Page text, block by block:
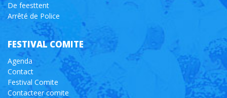
De feesttent
Arrêté de Police
FESTIVAL COMITE
Agenda
Contact
Festival Comite
Contacteer comite